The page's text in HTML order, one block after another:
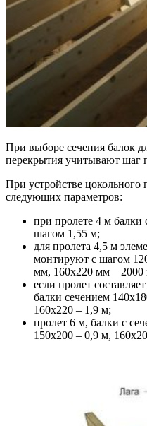
При выборе сечения балок
перекрытия учитывают шаг
При устройстве
следующих параметров:
при пролете 4 м балки
шагом 1,55 м;
для пролета 4,5 м
монтируют с шагом
мм, 160х220 мм – 2000
если пролет
балки сечением
160х220 – 1,9 м;
пролет 6 м, балки с
150х200 – 0,9 м,